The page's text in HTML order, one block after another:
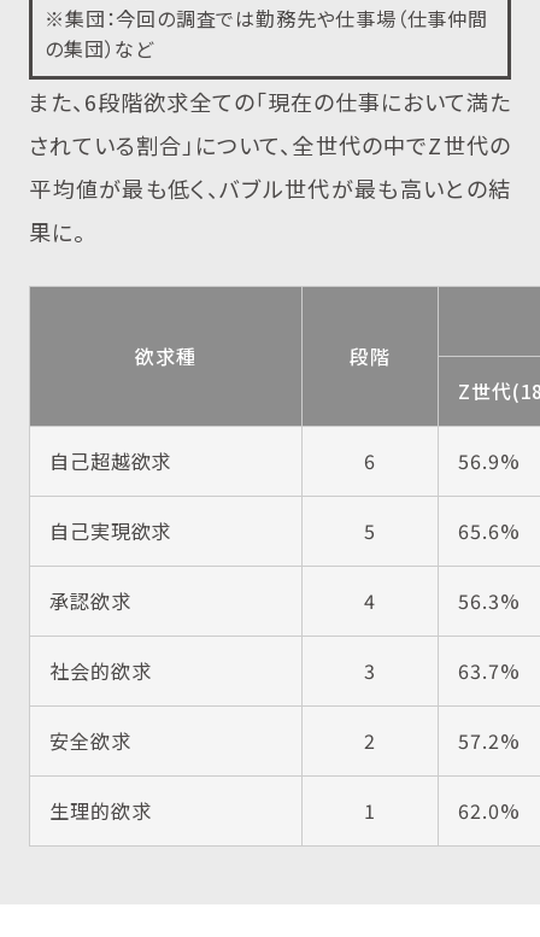
※集団：今回の調査では勤務先や仕事場（仕事仲間
の集団）など
また、6段階欲求全ての「現在の仕事において満た
されている割合」について、全世代の中でZ世代の
平均値が最も低く、バブル世代が最も高いとの結
果に。
欲求種
段階
Z世代
自己超越欲求 6 56.9%
自己実現欲求 5 65.6%
承認欲求 4 56.3%
社会的欲求 3 63.7%
安全欲求 2 57.2%
生理的欲求 1 62.0%